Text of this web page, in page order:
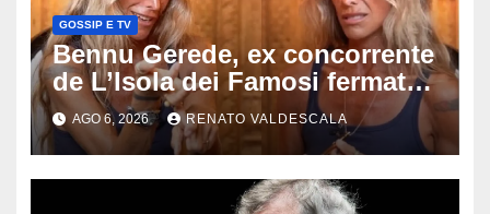
GOSSIP E TV
Bennu Gerede, ex concorrente
de L’Isola dei Famosi fermata
dopo una diretta: cosa ha
mostrato e perché ora rischia
un processo
AGO 6, 2026 RENATO VALDESCALA